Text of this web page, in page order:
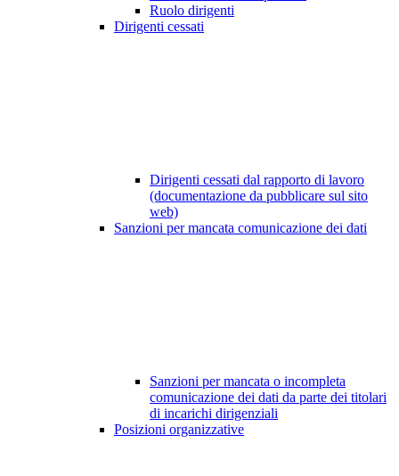
Ruolo dirigenti
Dirigenti cessati
Dirigenti cessati dal rapporto di lavoro
(documentazione da pubblicare sul sito
web)
Sanzioni per mancata comunicazione dei dati
Sanzioni per mancata o incompleta
comunicazione dei dati da parte dei titolari
di incarichi dirigenziali
Posizioni organizzative